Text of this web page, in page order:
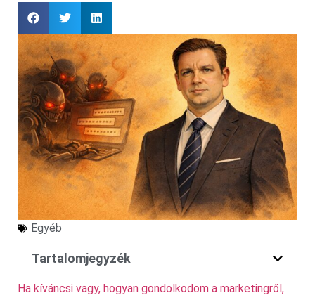
Egyéb
Tartalomjegyzék
Ha kíváncsi vagy, hogyan gondolkodom a marketingről,